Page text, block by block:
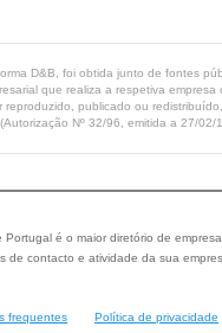
D&B, foi obtida junto de fontes
que realiza a respetiva
publicado ou
Nº 32/96, emitida a 27/02/
Portugal é o maior diretório de
de contacto e atividade da sua
frequentes Política de privacidade